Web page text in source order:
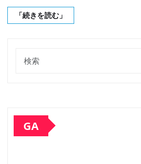
「続きを読む」
GA